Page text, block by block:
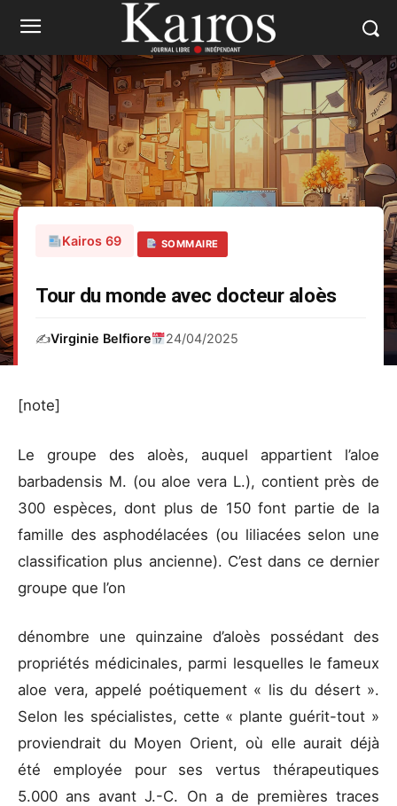
Kairos 69 SOMMAIRE
Tour du monde avec docteur aloès
✍️Virginie Belfiore 24/04/2025
[note]
Le groupe des aloès, auquel appartient l’aloe
barbadensis M. (ou aloe vera L.), contient près de
300 espèces, dont plus de 150 font partie de la
famille des asphodélacées (ou liliacées selon une
classification plus ancienne). C’est dans ce dernier
groupe que l’on
dénombre une quinzaine d’aloès possédant des
propriétés médicinales, parmi lesquelles le fameux
aloe vera, appelé poétiquement « lis du désert ».
Selon les spécialistes, cette « plante guérit-tout »
proviendrait du Moyen Orient, où elle aurait déjà
été employée pour ses vertus thérapeutiques
5.000 ans avant J.-C. On a de premières traces